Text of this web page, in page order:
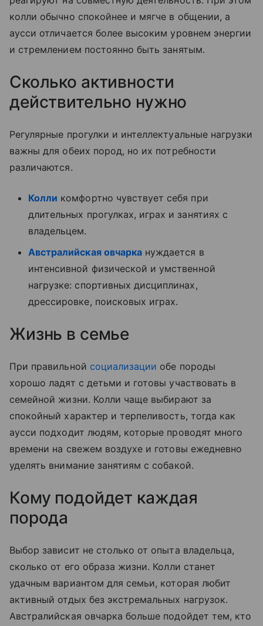
колли обычно спокойнее и мягче в общении, а
аусси отличается более высоким уровнем энергии
и стремлением постоянно быть занятым.
Сколько активности
действительно нужно
Регулярные прогулки и интеллектуальные нагрузки
важны для обеих пород, но их потребности
различаются.
Колли комфортно чувствует себя при
длительных прогулках, играх и занятиях с
владельцем.
Австралийская овчарка нуждается в
интенсивной физической и умственной
нагрузке: спортивных дисциплинах,
дрессировке, поисковых играх.
Жизнь в семье
При правильной социализации обе породы
хорошо ладят с детьми и готовы участвовать в
семейной жизни. Колли чаще выбирают за
спокойный характер и терпеливость, тогда как
аусси подходит людям, которые проводят много
времени на свежем воздухе и готовы ежедневно
уделять внимание занятиям с собакой.
Кому подойдет каждая
порода
Выбор зависит не столько от опыта владельца,
сколько от его образа жизни. Колли станет
удачным вариантом для семьи, которая любит
активный отдых без экстремальных нагрузок.
Австралийская овчарка больше подойдет тем, кто